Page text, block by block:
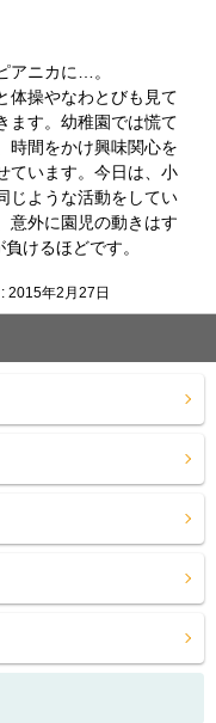
アニカに…。
体操やなわとびも見て
ます。幼稚園では慌て
時間をかけ興味関心を
ています。今日は、小
じような活動をしてい
意外に園児の動きはす
けるほどです。
2015年2月27日